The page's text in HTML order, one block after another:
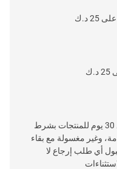
خدمة إرجاع سهلة وسريعة خلال 30 يوم للمنتجات بشرط
وغير مغسولة مع بقاء
أي طلب إرجاع لا